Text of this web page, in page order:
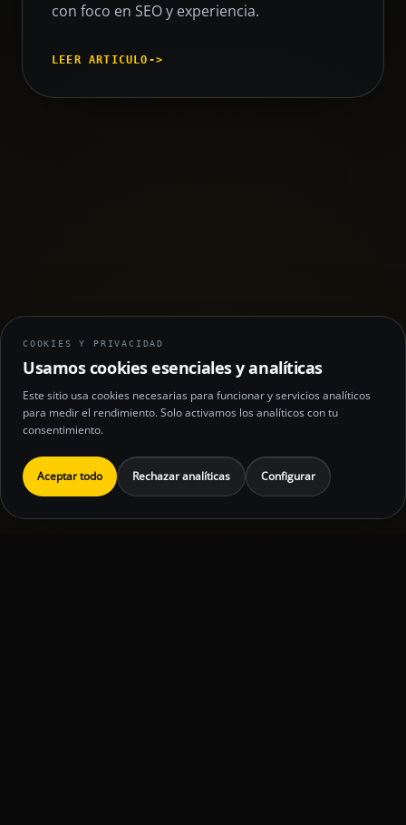
con foco en SEO y experiencia.
LEER ARTICULO ->
COOKIES Y PRIVACIDAD
Usamos cookies esenciales y analíticas
Este sitio usa cookies necesarias para funcionar y servicios analíticos
para medir el rendimiento. Solo activamos los analíticos con tu
consentimiento.
Aceptar todo Rechazar analíticas Configurar